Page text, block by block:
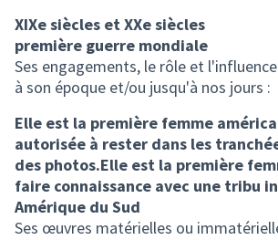
XIXe siècles et XXe siècles
première guerre mondiale
Ses engagements, le rôle et
à son époque et/ou jusqu'à nos jours :
Elle est la première femme
autorisée à rester dans les
des photos.Elle est la première
faire connaissance avec une tribu
Amérique du Sud
Ses œuvres matérielles ou